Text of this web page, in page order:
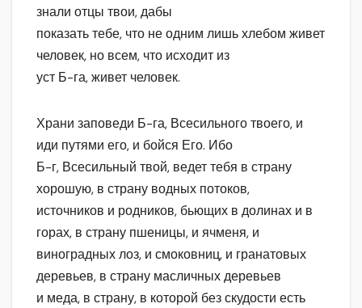
знали отцы твои, дабы
показать тебе, что не одним лишь хлебом живет
человек, но всем, что исходит из
уст Б-га, живет человек.
Храни заповеди Б-га, Всесильного твоего, и
иди путями его, и бойся Его. Ибо
Б-г, Всесильный твой, ведет тебя в страну
хорошую, в страну водных потоков,
источников и родников, бьющих в долинах и в
горах, в страну пшеницы, и ячменя, и
виноградных лоз, и смоковниц, и гранатовых
деревьев, в страну масличных деревьев
и меда, в страну, в которой без скудости есть